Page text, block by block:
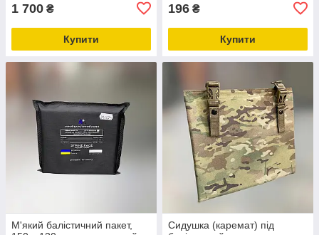
1 700 ₴
Купити
196 ₴
Купити
М'який балістичний пакет,
Сидушка (каремат) під